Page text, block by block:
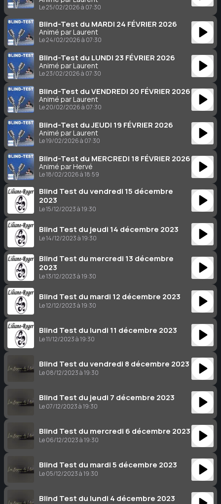
Le 25/02/2026 à 07:30
Blind-Test du MARDI 24 FÉVRIER 2026
Animé par Laurent
Le 24/02/2026 à 07:30
Blind-Test du LUNDI 23 FÉVRIER 2026
Animé par Laurent
Le 23/02/2026 à 07:30
Blind-Test du VENDREDI 20 FÉVRIER 2026
Animé par Laurent
Le 20/02/2026 à 07:30
Blind-Test du JEUDI 19 FÉVRIER 2026
Animé par Laurent
Le 19/02/2026 à 07:30
Blind-Test du MERCREDI 18 FÉVRIER 2026
Animé par Hervé
Le 18/02/2026 à 18:59
Blind Test du vendredi 15 décembre
2023
Le 15/12/2023 à 19:30
Blind Test du jeudi 14 décembre 2023
Le 14/12/2023 à 19:30
Blind Test du mercredi 13 décembre
2023
Le 13/12/2023 à 19:30
Blind Test du mardi 12 décembre 2023
Le 12/12/2023 à 19:30
Blind Test du lundi 11 décembre 2023
Le 11/12/2023 à 19:30
Blind Test du vendredi 8 décembre 2023
Le 08/12/2023 à 19:30
Blind Test du jeudi 7 décembre 2023
Le 07/12/2023 à 19:30
Blind Test du mercredi 6 décembre 2023
Le 06/12/2023 à 19:30
Blind Test du mardi 5 décembre 2023
Le 05/12/2023 à 19:30
Blind Test du lundi 4 décembre 2023